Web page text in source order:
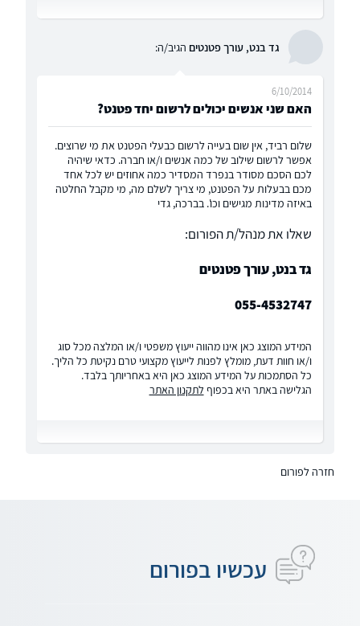
גד בנט, עורך פטנטים הגיב/ה:
האם שני אנשים יכולים לרשום יחד פטנט?
6/10/2014
שלום רביד, אין שום בעייה לרשום כבעלי הפטנט את מי שרוצים.
אפשר לרשום שילוב של כמה אנשים ו/או חברה. כדאי שיהיה
לכם הסכם מסודר בנפרד המסדיר כמה אחוזים יש לכל אחד
מכם בבעלות על הפטנט, מי צריך לשלם מה, מי מקבל החלטה
באיזה מדינות מגישים וכו'. בברכה, גדי
שאלו את מנהל/ת הפורום:
גד בנט, עורך פטנטים
055-4532747
המידע המוצג כאן אינו מהווה ייעוץ משפטי ו/או המלצה מכל סוג
ו/או חוות דעת, מומלץ לפנות לייעוץ מקצועי טרם נקיטת כל הליך.
כל הסתמכות על המידע המוצג כאן היא באחריותך בלבד.
הגלישה באתר היא בכפוף לתקנון האתר
חזרה לפורום
עכשיו בפורום